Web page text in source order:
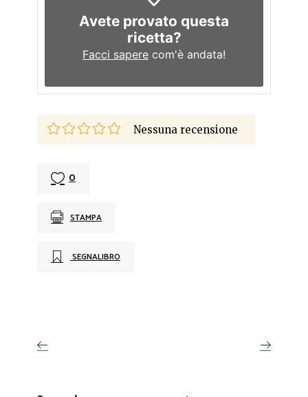
Avete provato questa
ricetta?
Facci sapere com'è andata!
Nessuna recensione
0
STAMPA
SEGNALIBRO